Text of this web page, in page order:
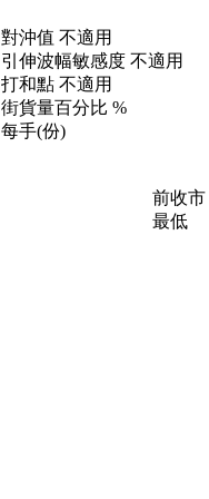
對沖值 不適用
引伸波幅敏感度 不適用
打和點 不適用
街貨量百分比 %
每手(份)
前收市
最低